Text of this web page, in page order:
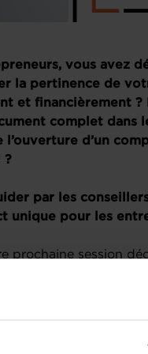
vous avez
la pertinence de
et financièrement
complet dans
l’ouverture d’un
?
par les
unique pour les
prochaine session
Elle vous fournira
solide et élaborer
un tutoriel divisé